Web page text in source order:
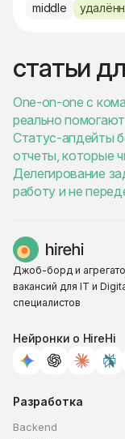
middle
статьи
One-on-one с
реально
Статус-апдейты
отчеты, которые
Делегирование
работу и не
Джоб-борд и
вакансий для IT и
специалистов
Нейронки о HireHi
Разработка
Backend